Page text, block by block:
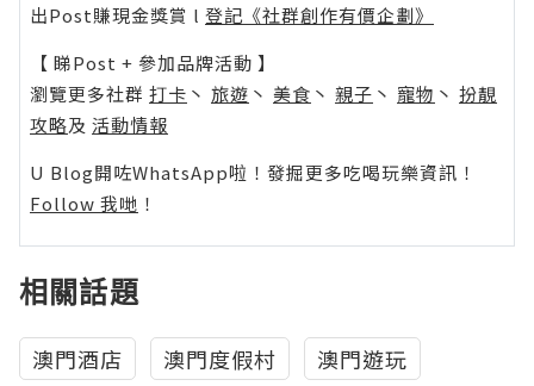
出Post賺現金獎賞 l 登記《社群創作有價企劃》
【 睇Post + 參加品牌活動 】
瀏覽更多社群 打卡 丶 旅遊 丶 美食 丶 親子 丶 寵物 丶 扮靚
攻略及 活動情報
U Blog開咗WhatsApp啦！發掘更多吃喝玩樂資訊！
Follow 我哋 ！
相關話題
澳門酒店 澳門度假村 澳門遊玩